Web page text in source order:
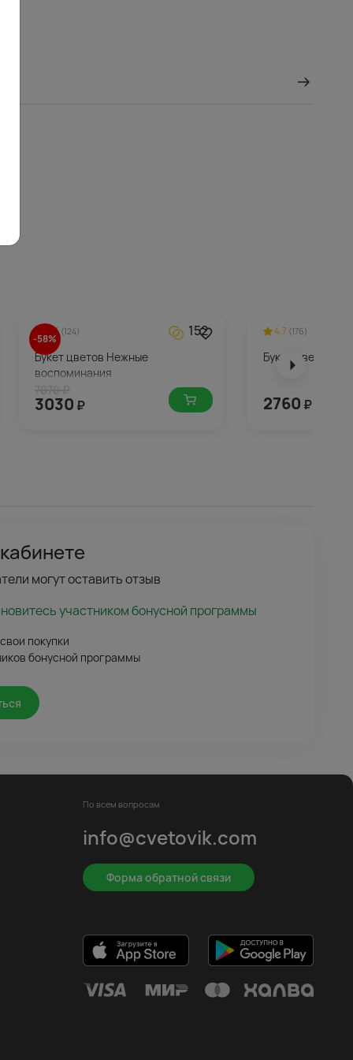
-58%
4.3(124) 152
Букет цветов Нежные
воспоминания
3030 ₽
4.7 (176)
Букет цветов
2760 ₽
могут оставить отзыв
участником бонусной программы
покупки
бонусной программы
По всем вопросам
info@cvetovik.com
Форма обратной связи